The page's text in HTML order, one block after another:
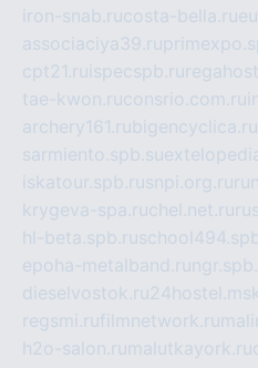
iron-snab.rucosta-bella.ru
associaciya39.ru
cpt21.ru ispecspb.ru
tae-kwon.ruconsrio.com.ru
archery161.rubigencyclica.ru
sarmiento.spb.su
iskatour.spb.rusnpi.org.ru
krygeva-spa.ruchel.net.ru
hl-beta.spb.ru
epoha-metalband.ru
dieselvostok.ru
regsmi.rufilmnetwork.ru
h2o-salon.ru malutkayork.ru